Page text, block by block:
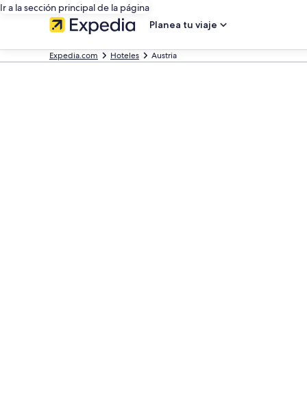
Ir a la sección principal de la página
Planea tu viaje
Expedia.com Hoteles Austria